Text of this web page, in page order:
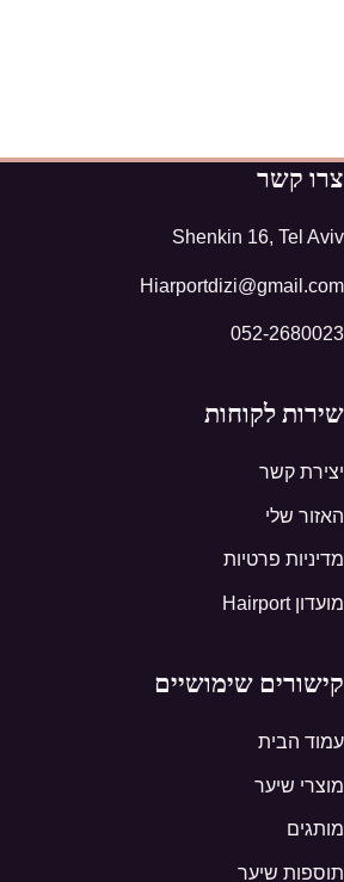
צרו קשר
Shenkin 16, Tel Aviv
Hiarportdizi@gmail.com
052-2680023
שירות לקוחות
יצירת קשר
האזור שלי
מדיניות פרטיות
מועדון Hairport
קישורים שימושיים
עמוד הבית
מוצרי שיער
מותגים
תוספות שיער